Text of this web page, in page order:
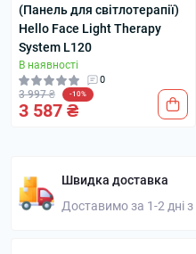
(Панель для світлотерапії)
Hello Face Light Therapy
System L120
В наявності
0
3 997 ₴ -10%
3 587 ₴
Швидка доставка
Доставимо за 1-2 дні